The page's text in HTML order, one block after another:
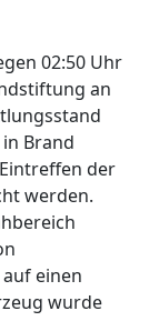
02:50 Uhr
an
Brand
der
werden.
einen
wurde